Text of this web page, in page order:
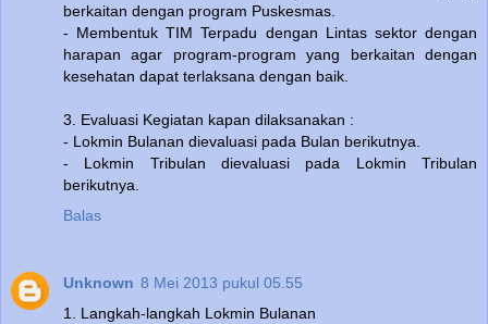
berkaitan dengan program Puskesmas.
- Membentuk TIM Terpadu dengan Lintas sektor dengan
harapan agar program-program yang berkaitan dengan
kesehatan dapat terlaksana dengan baik.
3. Evaluasi Kegiatan kapan dilaksanakan :
- Lokmin Bulanan dievaluasi pada Bulan berikutnya.
- Lokmin Tribulan dievaluasi pada Lokmin Tribulan
berikutnya.
Balas
Unknown 8 Mei 2013 pukul 05.55
1. Langkah-langkah Lokmin Bulanan